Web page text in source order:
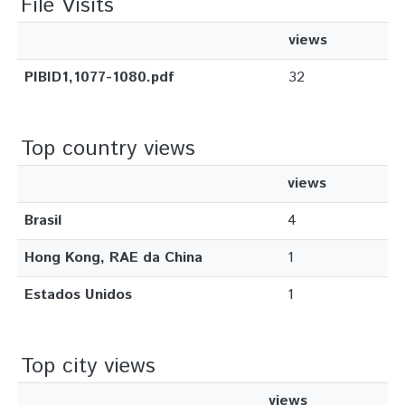
views
PIBID1,1077-1080.pdf
32
Top country views
views
Brasil
4
Hong Kong, RAE da China
1
Estados Unidos
1
Top city views